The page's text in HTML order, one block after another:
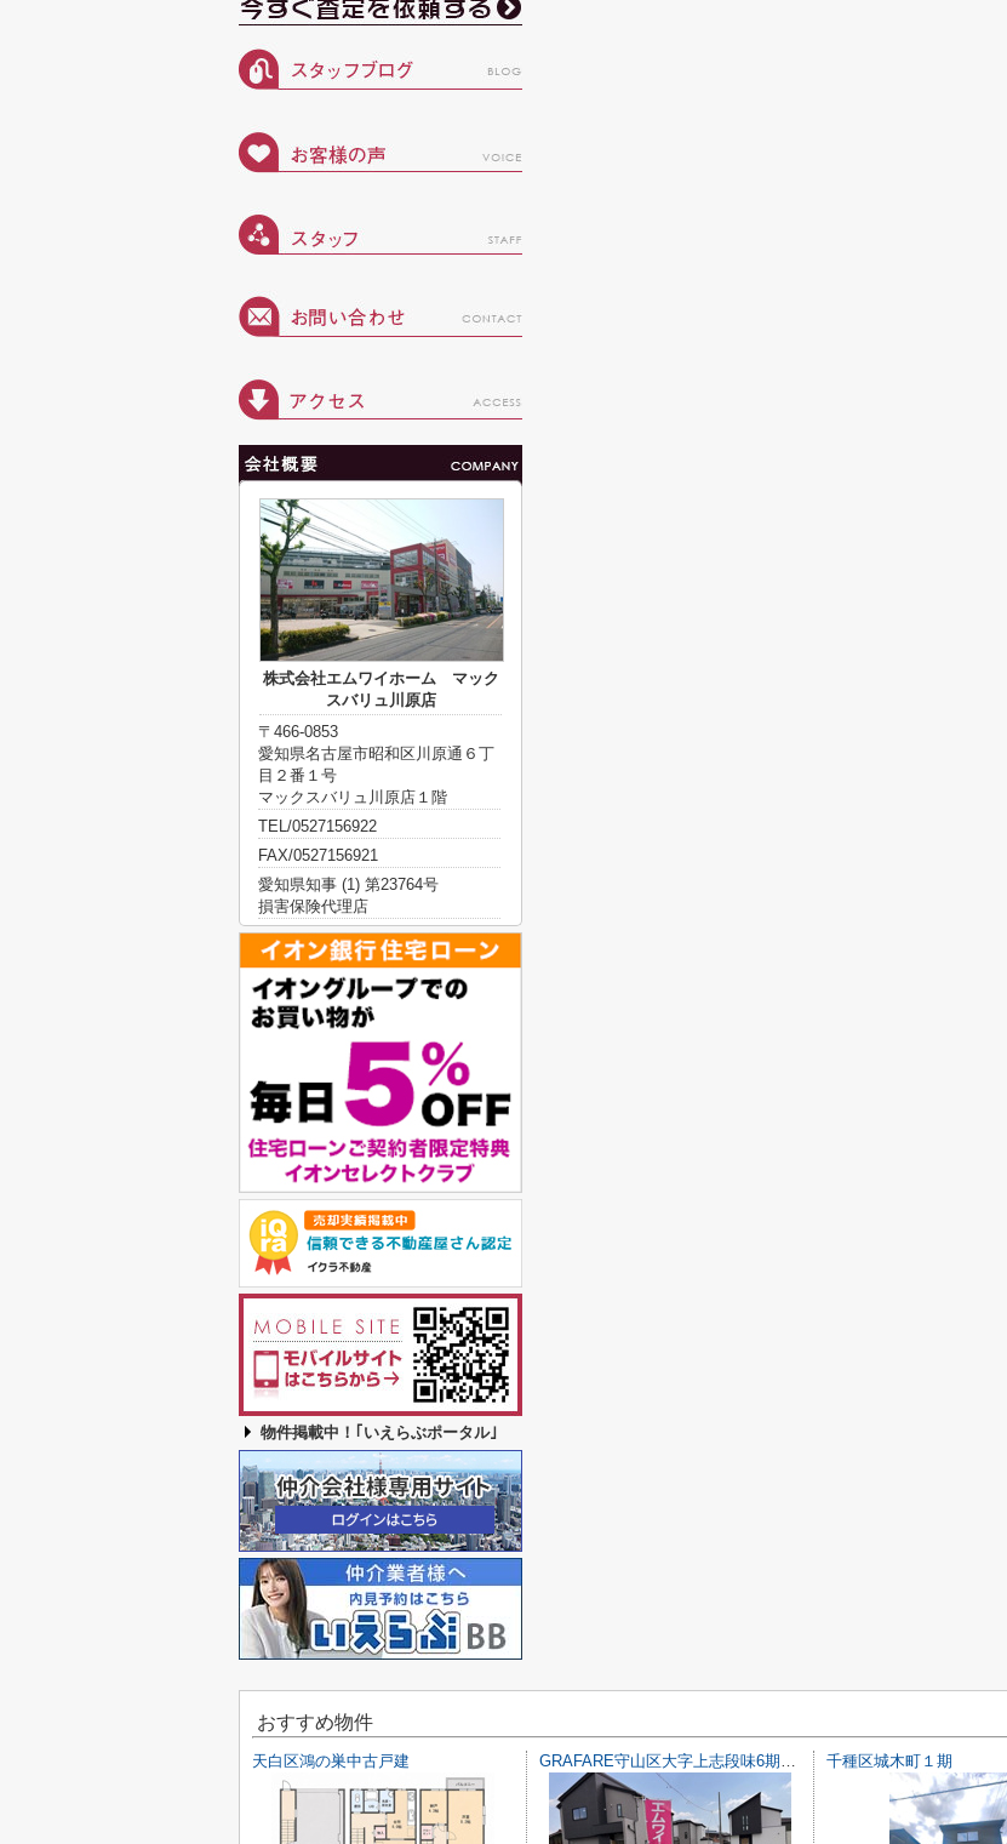
株式会社エムワイホーム マック
スバリュ川原店
〒466-0853
愛知県名古屋市昭和区川原通６丁
目２番１号
マックスバリュ川原店１階
TEL/0527156922
FAX/0527156921
愛知県知事 (1) 第23764号
損害保険代理店
物件掲載中！｢いえらぶポータル｣
おすすめ物件
天白区鴻の巣中古戸建 GRAFARE守山区大字上志段味6期4棟【仲介手数料無料 上志段味東小 志段味中】 千種区城木町１期